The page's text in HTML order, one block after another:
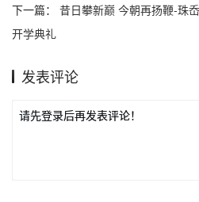
下一篇： 昔日攀新巅 今朝再扬鞭-珠
开学典礼
发表评论
请先登录后再发表评论！